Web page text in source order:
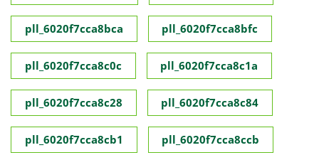
pll_6020f7cca8bca pll_6020f7cca8bfc
pll_6020f7cca8c0c pll_6020f7cca8c1a
pll_6020f7cca8c28 pll_6020f7cca8c84
pll_6020f7cca8cb1 pll_6020f7cca8ccb